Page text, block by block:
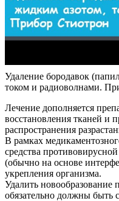
Удаление бородавок
током и радиоволнами.
Лечение дополняется
восстановления тканей и
распространения
В рамках
средства
(обычно на основе
укрепления организма.
Удалить
обязательно должны быть